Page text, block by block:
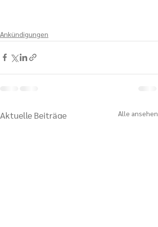
Ankündigungen
Aktuelle Beiträge Alle ansehen